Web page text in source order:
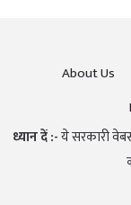
About Us
ध्यान दें :-ये सरकारी